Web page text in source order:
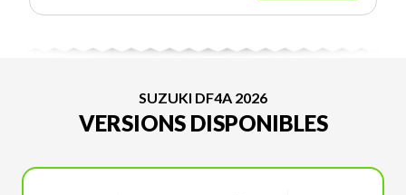
SUZUKI DF4A 2026
VERSIONS DISPONIBLES